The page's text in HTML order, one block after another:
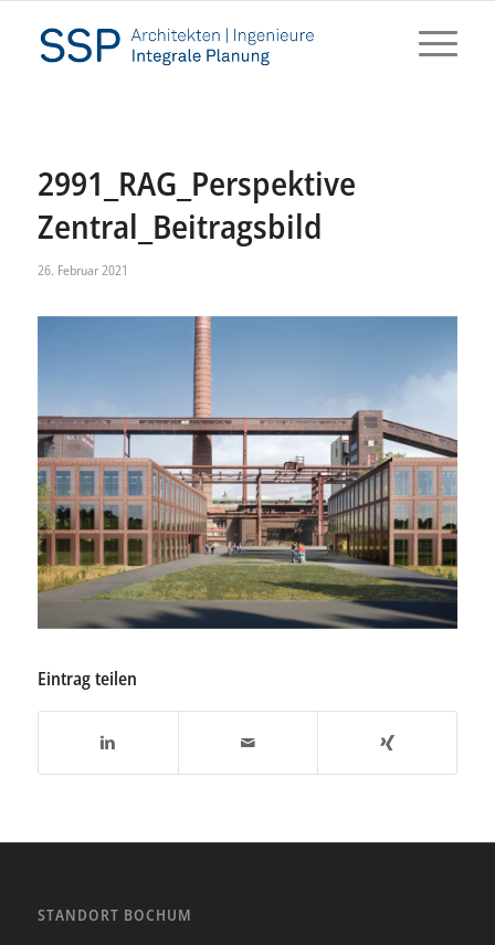
2991_RAG_Perspektive
Zentral_Beitragsbild
26. Februar 2021
Eintrag teilen
STANDORT BOCHUM